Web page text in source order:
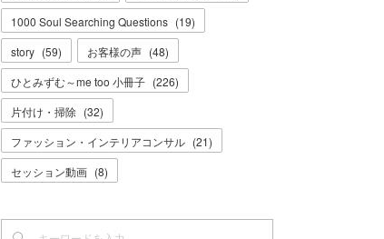
1000 Soul Searching Questions (19)
story (59) お客様の声 (48)
ひとみずむ～me too 小冊子 (226)
片付け・掃除 (32)
ファッション・インテリアコンサル (21)
セッション動画 (8)